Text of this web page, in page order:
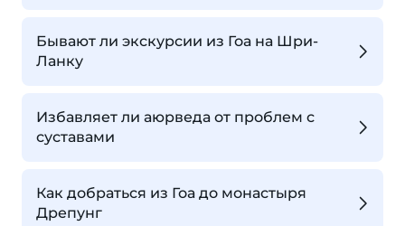
Бывают ли экскурсии из Гоа на Шри-
Ланку
Избавляет ли аюрведа от проблем с
суставами
Как добраться из Гоа до монастыря
Дрепунг